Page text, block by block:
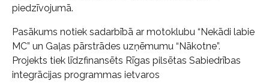
piedzīvojumā.
Pasākums notiek sadarbībā ar motoklubu “Nekādi labie
MC” un Gaļas pārstrādes uzņēmumu “Nākotne”.
Projekts tiek līdzfinansēts Rīgas pilsētas Sabiedrības
integrācijas programmas ietvaros